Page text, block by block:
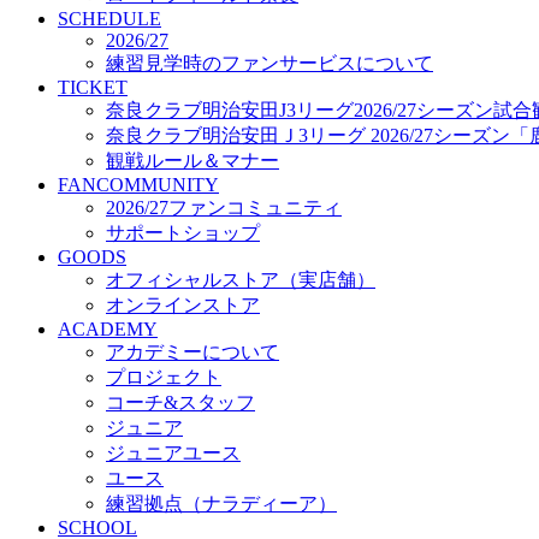
プロジェクト
コーチ&スタッフ
ジュニア
ジュニアユース
ユース
練習拠点（ナラディーア）
SCHOOL
CLUB
2026/27 パートナー企業
パートナー募集
クラブ理念
クラブ情報
サステナビリティ
Web制作支援
応援プロジェクト
SCHEDULE
2026/27
練習見学時のファンサービスについて
TICKET
奈良クラブ明治安田J3リーグ2026/27シーズン試合
奈良クラブ明治安田Ｊ3リーグ 2026/27シーズン「
観戦ルール＆マナー
FANCOMMUNITY
2026/27ファンコミュニティ
サポートショップ
GOODS
オフィシャルストア（実店舗）
オンラインストア
ACADEMY
アカデミーについて
プロジェクト
コーチ&スタッフ
ジュニア
ジュニアユース
ユース
練習拠点（ナラディーア）
SCHOOL